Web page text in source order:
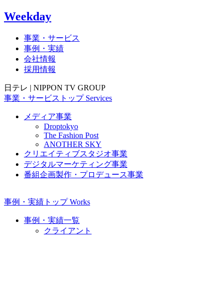
Weekday
事業・サービス
事例・実績
会社情報
採用情報
日テレ | NIPPON TV GROUP
事業・サービス トップ Services
メディア事業
Droptokyo
The Fashion Post
ANOTHER SKY
クリエイティブスタジオ事業
デジタルマーケティング事業
番組企画製作・プロデュース事業
事例・実績 トップ Works
事例・実績一覧
クライアント